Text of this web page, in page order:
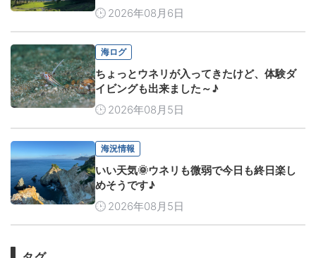
2026年08月6日
海ログ
ちょっとウネリが入ってきたけど、体験ダ
イビングも出来ました～♪
2026年08月5日
海況情報
いい天気🌞ウネリも微弱で今日も終日楽し
めそうです♪
2026年08月5日